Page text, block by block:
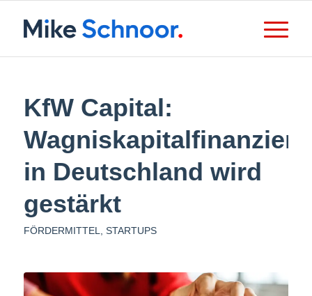
KfW Capital:
in Deutschland wird
gestärkt
FÖRDERMITTEL STARTUPS